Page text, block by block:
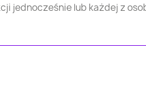
jednocześnie lub każdej z